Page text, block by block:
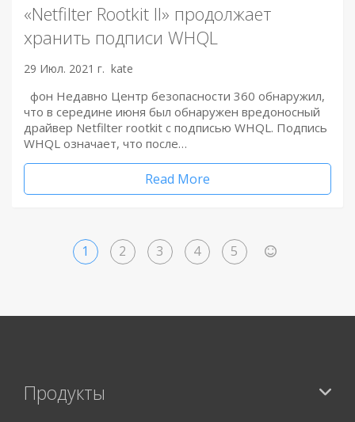
«Netfilter Rootkit II» продолжает
хранить подписи WHQL
29 Июл. 2021 г. kate
фон Недавно Центр безопасности 360 обнаружил,
что в середине июня был обнаружен вредоносный
драйвер Netfilter rootkit с подписью WHQL. Подпись
WHQL означает, что после…
Read More
1 2 3 4 5
Продукты